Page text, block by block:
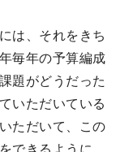
は、それをきち
毎年の予算編成
題がどうだった
いただいている
ただいて、この
できるように、